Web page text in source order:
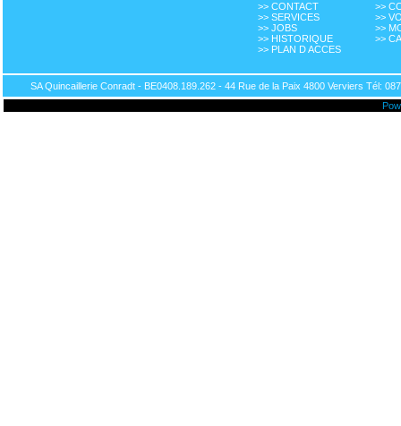
>> CONTACT
>> SERVICES
>> JOBS
>> HISTORIQUE
>> PLAN D ACCES
>>
>>
>>
>>
SA Quincaillerie Conradt - BE0408.189.262 - 44 Rue de la Paix 4800 Verviers Tél: